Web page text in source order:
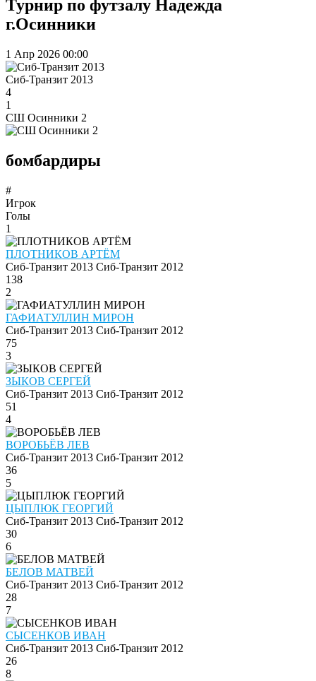
Турнир по футзалу Надежда
г.Осинники
1 Апр 2026 00:00
Сиб-Транзит 2013
4
1
СШ Осинники 2
бомбардиры
#
Игрок
Голы
1
ПЛОТНИКОВ АРТЁМ
Сиб-Транзит 2013 Сиб-Транзит 2012
138
2
ГАФИАТУЛЛИН МИРОН
Сиб-Транзит 2013 Сиб-Транзит 2012
75
3
ЗЫКОВ СЕРГЕЙ
Сиб-Транзит 2013 Сиб-Транзит 2012
51
4
ВОРОБЬЁВ ЛЕВ
Сиб-Транзит 2013 Сиб-Транзит 2012
36
5
ЦЫПЛЮК ГЕОРГИЙ
Сиб-Транзит 2013 Сиб-Транзит 2012
30
6
БЕЛОВ МАТВЕЙ
Сиб-Транзит 2013 Сиб-Транзит 2012
28
7
СЫСЕНКОВ ИВАН
Сиб-Транзит 2013 Сиб-Транзит 2012
26
8